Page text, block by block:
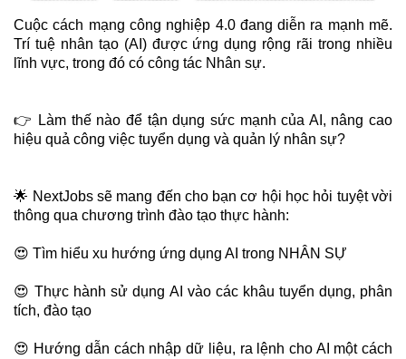
Cuộc cách mạng công nghiệp 4.0 đang diễn ra mạnh mẽ.
Trí tuệ nhân tạo (AI) được ứng dụng rộng rãi trong nhiều
lĩnh vực, trong đó có công tác Nhân sự.
👉 Làm thế nào để tận dụng sức mạnh của AI, nâng cao
hiệu quả công việc tuyển dụng và quản lý nhân sự?
🌟 NextJobs sẽ mang đến cho bạn cơ hội học hỏi tuyệt vời
thông qua chương trình đào tạo thực hành:
😍 Tìm hiểu xu hướng ứng dụng AI trong NHÂN SỰ
😍 Thực hành sử dụng AI vào các khâu tuyển dụng, phân
tích, đào tạo
😍 Hướng dẫn cách nhập dữ liệu, ra lệnh cho AI một cách